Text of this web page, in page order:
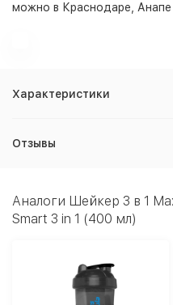
можно в Краснодаре,
Характеристики
Отзывы
Аналоги Шейкер 3 в 1
Smart 3 in 1 (400 мл)